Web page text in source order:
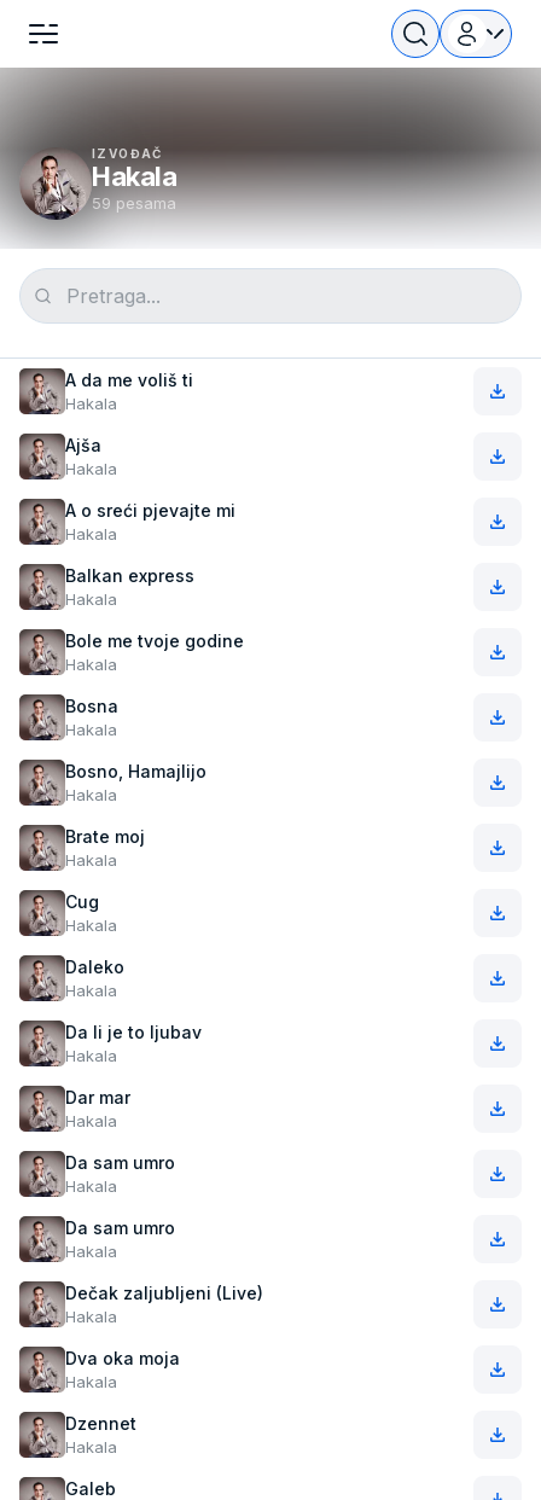
IZVOĐAČ
Hakala
59 pesama
A da me voliš ti
Hakala
Ajša
Hakala
A o sreći pjevajte mi
Hakala
Balkan express
Hakala
Bole me tvoje godine
Hakala
Bosna
Hakala
Bosno, Hamajlijo
Hakala
Brate moj
Hakala
Cug
Hakala
Daleko
Hakala
Da li je to ljubav
Hakala
Dar mar
Hakala
Da sam umro
Hakala
Da sam umro
Hakala
Dečak zaljubljeni (Live)
Hakala
Dva oka moja
Hakala
Dzennet
Hakala
Galeb